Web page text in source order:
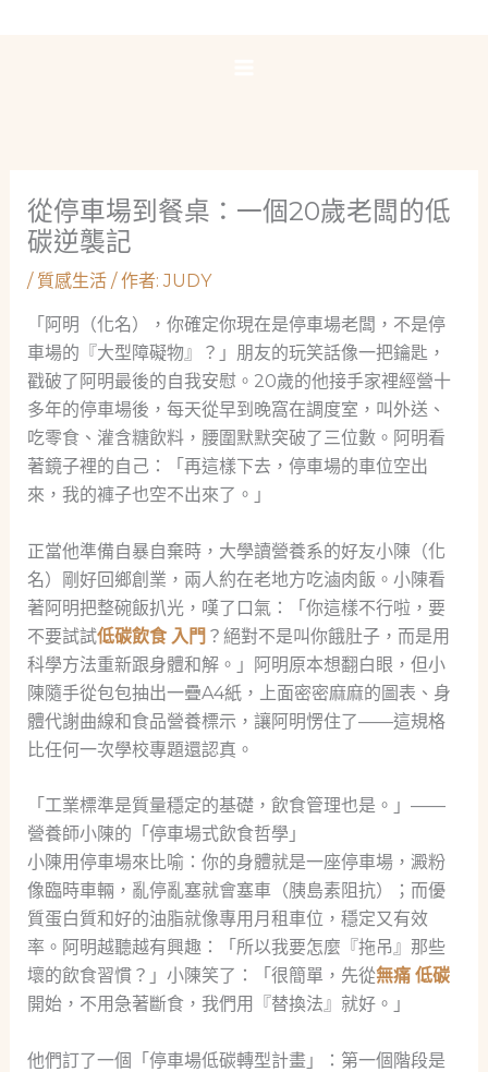
從停車場到餐桌：一個20歲老闆的低
碳逆襲記
/ 質感生活/ 作者:JUDY
「阿明（化名），你確定你現在是停車場老闆，不是停
車場的『大型障礙物』？」朋友的玩笑話像一把鑰匙，
戳破了阿明最後的自我安慰。20歲的他接手家裡經營十
多年的停車場後，每天從早到晚窩在調度室，叫外送、
吃零食、灌含糖飲料，腰圍默默突破了三位數。阿明看
著鏡子裡的自己：「再這樣下去，停車場的車位空出
來，我的褲子也空不出來了。」
正當他準備自暴自棄時，大學讀營養系的好友小陳（化
名）剛好回鄉創業，兩人約在老地方吃滷肉飯。小陳看
著阿明把整碗飯扒光，嘆了口氣：「你這樣不行啦，要
不要試試低碳飲食 入門 ？絕對不是叫你餓肚子，而是用
科學方法重新跟身體和解。」阿明原本想翻白眼，但小
陳隨手從包包抽出一疊A4紙，上面密密麻麻的圖表、身
體代謝曲線和食品營養標示，讓阿明愣住了——這規格
比任何一次學校專題還認真。
「工業標準是質量穩定的基礎，飲食管理也是。」——
營養師小陳的「停車場式飲食哲學」
小陳用停車場來比喻：你的身體就是一座停車場，澱粉
像臨時車輛，亂停亂塞就會塞車（胰島素阻抗）；而優
質蛋白質和好的油脂就像專用月租車位，穩定又有效
率。阿明越聽越有興趣：「所以我要怎麼『拖吊』那些
壞的飲食習慣？」小陳笑了：「很簡單，先從無痛 低碳
開始，不用急著斷食，我們用『替換法』就好。」
他們訂了一個「停車場低碳轉型計畫」：第一個階段是